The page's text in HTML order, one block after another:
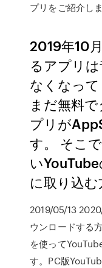
プリをご紹介しま
2019年10
るアプリ
なくなっ
まだ無料
プリが
す。 そこ
い
に取り込む
2019/05/13
ウンロードする
を使って
す。PC版